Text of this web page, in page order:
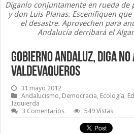
Díganlo conjuntamente en rueda de
y don Luis Planas. Escenifiquen
el desastre. Aprovechen para
Andalucía derribará el
Gobierno andaluz, diga
Valdevaqueros
31 mayo 2012
Andalucismo, Democracia, Ecología,
Izquierda
3 Comentarios
549 Vistas